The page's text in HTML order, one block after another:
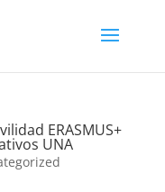
ERASMUS+
UNA